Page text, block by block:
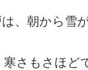
、朝から雪
さもさほど